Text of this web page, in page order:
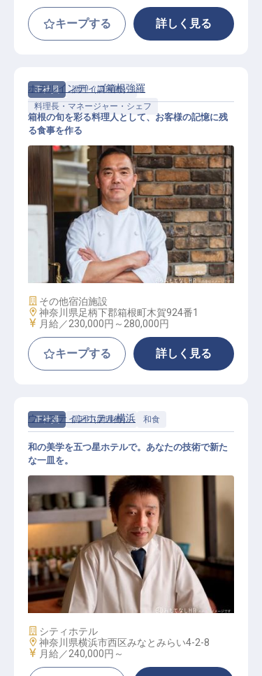
キープする 詳しく見る
正社員
調理（調理師）
料理長・マネージャー・シェフ
デミシェフドパルティ
ホテルインディゴ箱根強羅
箱根の旬を彩る料理人として、お客様の記憶に残
る食事を作る
施設業態
その他宿泊施設
勤務地
神奈川県足柄下郡箱根町木賀924番1
給与
月給／230,000円～ 280,000円
キープする 詳しく見る
正社員 調理（調理師） 和食
和食調理
ウェスティンホテル横浜
和の美学を五つ星ホテルで。あなたの技術で新た
な一皿を。
施設業態
シティホテル
勤務地
神奈川県横浜市西区みなとみらい4-2-8
給与
月給／240,000円～